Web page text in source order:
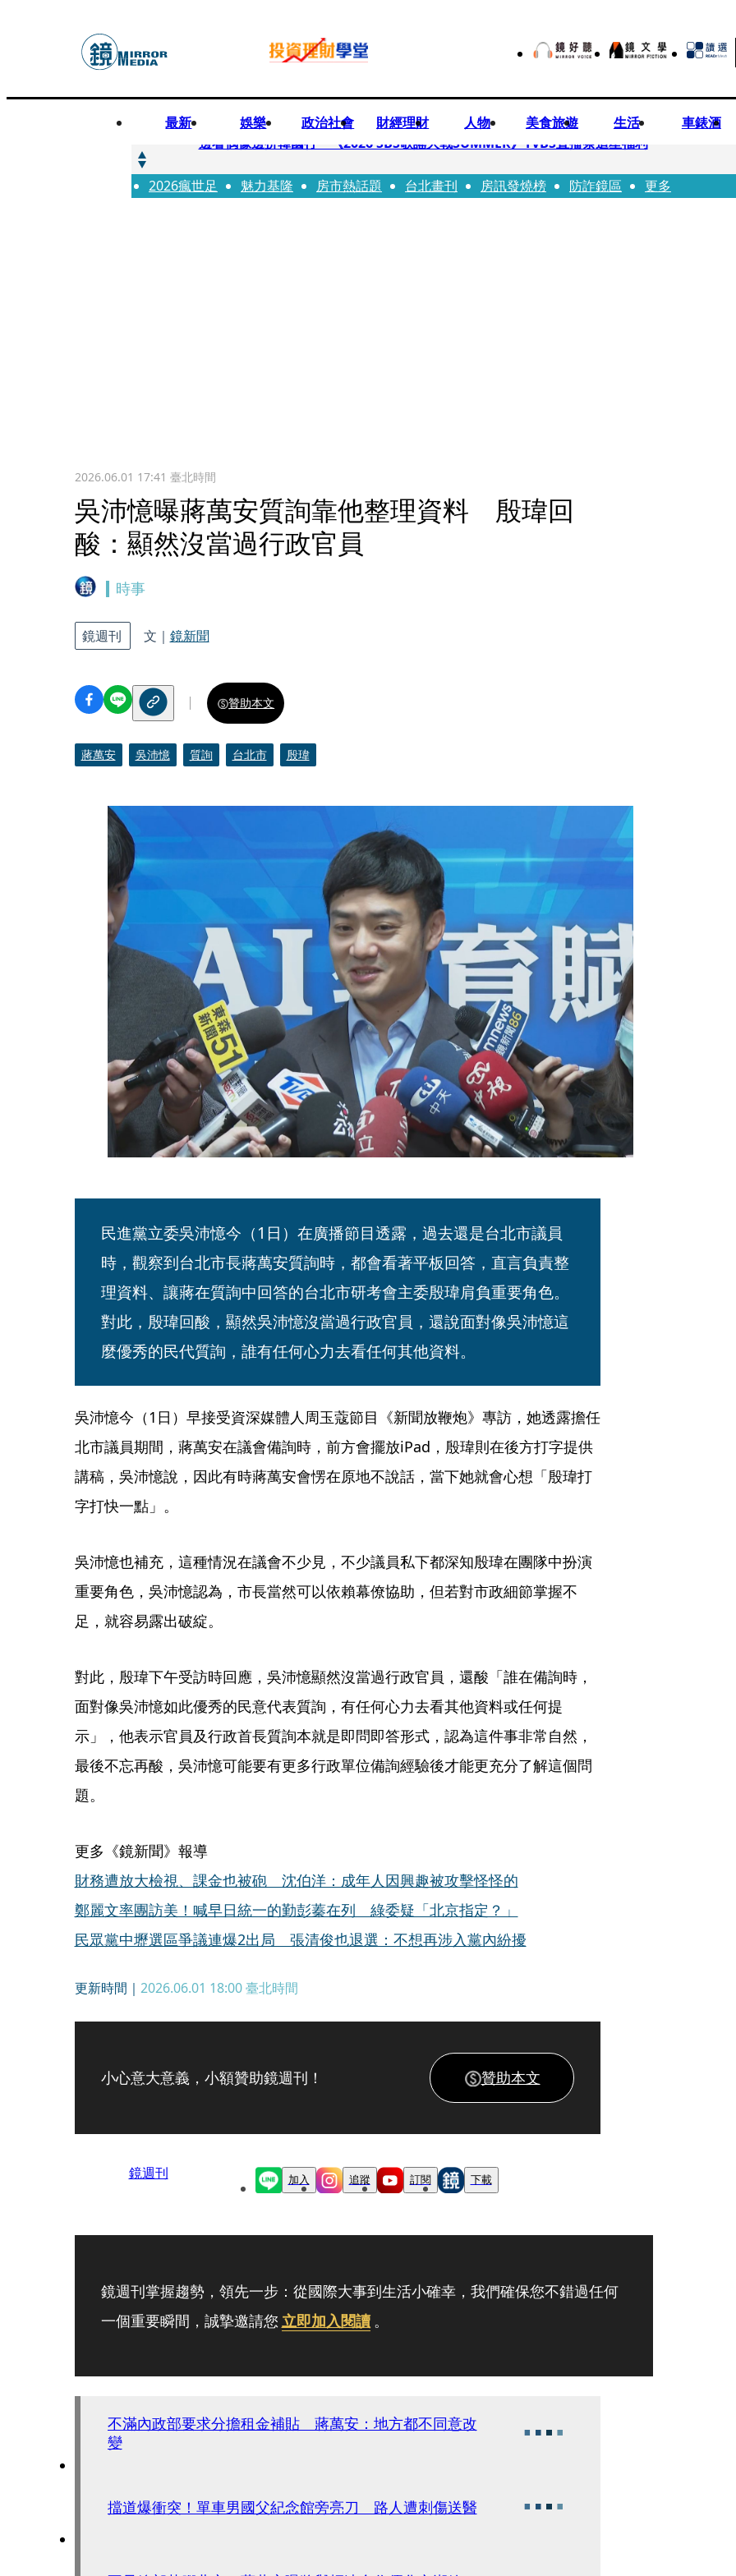
最新 娛樂 政治社會 財經理財 人物 美食旅遊 生活 車錶酒
快訊
邊看偶像邊拚韓國行 《2026 SBS歌謠大戰SUMMER》TVBS直播祭追星福利
快訊
代誌大條火急跳船？ 宏碁派任李文詳接掌兆基屋管2天就喊撤出！
2026瘋世足 魅力基隆 房市熱話題 台北畫刊 房訊發燒榜 防詐鏡區 更多
2026.06.01 17:41 臺北時間
吳沛憶曝蔣萬安質詢靠他整理資料 殷瑋回
酸：顯然沒當過行政官員
時事
鏡週刊 文｜ 鏡新聞
贊助本文
蔣萬安 吳沛憶 質詢 台北市 殷瑋
民進黨立委吳沛憶今（1日）在廣播節目透露，過去還是台北市議員
時，觀察到台北市長蔣萬安質詢時，都會看著平板回答，直言負責整
理資料、讓蔣在質詢中回答的台北市研考會主委殷瑋肩負重要角色。
對此，殷瑋回酸，顯然吳沛憶沒當過行政官員，還說面對像吳沛憶這
麼優秀的民代質詢，誰有任何心力去看任何其他資料。
吳沛憶今（1日）早接受資深媒體人周玉蔻節目《新聞放鞭炮》專訪，她透露擔任
北市議員期間，蔣萬安在議會備詢時，前方會擺放iPad，殷瑋則在後方打字提供
講稿，吳沛憶說，因此有時蔣萬安會愣在原地不說話，當下她就會心想「殷瑋打
字打快一點」。
吳沛憶也補充，這種情況在議會不少見，不少議員私下都深知殷瑋在團隊中扮演
重要角色，吳沛憶認為，市長當然可以依賴幕僚協助，但若對市政細節掌握不
足，就容易露出破綻。
對此，殷瑋下午受訪時回應，吳沛憶顯然沒當過行政官員，還酸「誰在備詢時，
面對像吳沛憶如此優秀的民意代表質詢，有任何心力去看其他資料或任何提
示」，他表示官員及行政首長質詢本就是即問即答形式，認為這件事非常自然，
最後不忘再酸，吳沛憶可能要有更多行政單位備詢經驗後才能更充分了解這個問
題。
更多《鏡新聞》報導
財務遭放大檢視、課金也被砲 沈伯洋：成年人因興趣被攻擊怪怪的
鄭麗文率團訪美！喊早日統一的勤彭蓁在列 綠委疑「北京指定？」
民眾黨中壢選區爭議連爆2出局 張清俊也退選：不想再涉入黨內紛擾
更新時間｜ 2026.06.01 18:00臺北時間
小心意大意義，小額贊助鏡週刊！ 贊助本文
鏡週刊 加入 追蹤 訂閱 下載
鏡週刊掌握趨勢，領先一步：從國際大事到生活小確幸，我們確保您不錯過任何
一個重要瞬間，誠摯邀請您 立即加入閱讀 。
不滿內政部要求分擔租金補貼 蔣萬安：地方都不同意改
變
擋道爆衝突！單車男國父紀念館旁亮刀 路人遭刺傷送醫